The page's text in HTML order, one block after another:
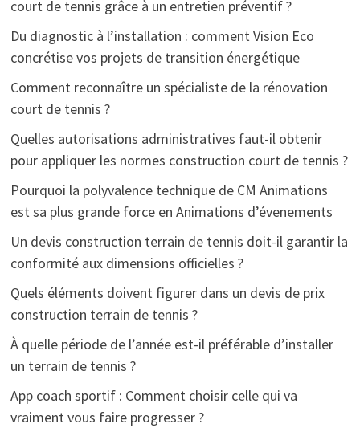
court de tennis grâce à un entretien préventif ?
Du diagnostic à l’installation : comment Vision Eco
concrétise vos projets de transition énergétique
Comment reconnaître un spécialiste de la rénovation
court de tennis ?
Quelles autorisations administratives faut-il obtenir
pour appliquer les normes construction court de tennis ?
Pourquoi la polyvalence technique de CM Animations
est sa plus grande force en Animations d’évenements
Un devis construction terrain de tennis doit-il garantir la
conformité aux dimensions officielles ?
Quels éléments doivent figurer dans un devis de prix
construction terrain de tennis ?
À quelle période de l’année est-il préférable d’installer
un terrain de tennis ?
App coach sportif : Comment choisir celle qui va
vraiment vous faire progresser ?